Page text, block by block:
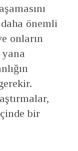
önemli
onların
yana
bir